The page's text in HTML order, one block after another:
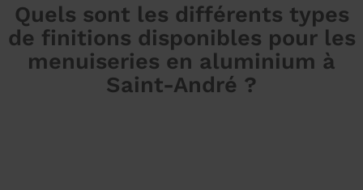
Quels sont les différents types
de finitions disponibles pour les
menuiseries en aluminium à
Saint-André ?